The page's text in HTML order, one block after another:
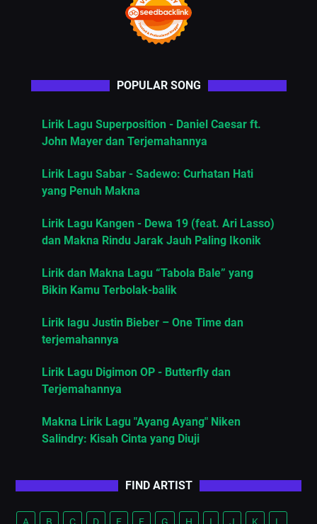
POPULAR SONG
Lirik Lagu Superposition - Daniel Caesar ft.
John Mayer dan Terjemahannya
Lirik Lagu Sabar - Sadewo: Curhatan Hati
yang Penuh Makna
Lirik Lagu Kangen - Dewa 19 (feat. Ari Lasso)
dan Makna Rindu Jarak Jauh Paling Ikonik
Lirik dan Makna Lagu “Tabola Bale” yang
Bikin Kamu Terbolak-balik
Lirik lagu Justin Bieber – One Time dan
terjemahannya
Lirik Lagu Digimon OP - Butterfly dan
Terjemahannya
Makna Lirik Lagu "Ayang Ayang" Niken
Salindry: Kisah Cinta yang Diuji
FIND ARTIST